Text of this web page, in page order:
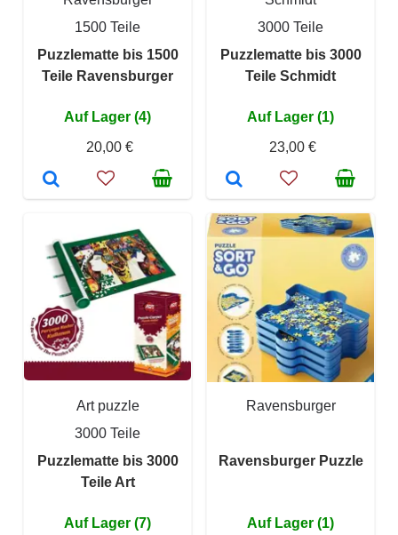
1500 Teile
Puzzlematte bis 1500
Teile Ravensburger
Auf Lager (4)
20,00 €
3000 Teile
Puzzlematte bis 3000
Teile Schmidt
Auf Lager (1)
23,00 €
Art puzzle
3000 Teile
Puzzlematte bis 3000
Teile Art
Auf Lager (7)
Ravensburger
Ravensburger Puzzle
Auf Lager (1)